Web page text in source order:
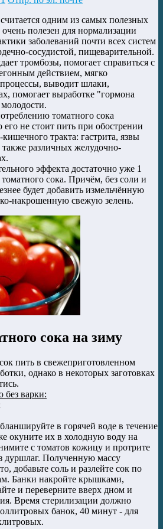
одним из самых полезных
полезен для нормализации
заболеваний почти всех систем
сосудистой, пищеварительной.
тромбозы, помогает справиться с
действием, мягко
выводит шлаки,
помогает выработке "гормона
томатного сока
его не стоит пить при обострении
тракта: гастрита, язвы
также различных желудочно-
эффекта достаточно уже 1
сока. Причём, без соли и
будет добавить измельчённую
накрошенную свежую зелень.
сока на зиму
пить в свежеприготовленном
однако в некоторых заготовках
без варки:
в горячей воде в течение
окуните их в холодную воду на
с томатов кожицу и протрите
дуршлаг. Полученную массу
добавьте соль и разлейте сок по
Банки накройте крышками,
и переверните вверх дном и
Время стерилизации должно
банок, 40 минут - для